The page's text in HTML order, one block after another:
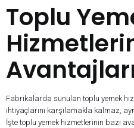
Toplu
Fabrikalarda sunulan toplu yemek
ihtiyaçlarını karşılamakla kalmaz,
İşte toplu yemek hizmetlerinin bazı